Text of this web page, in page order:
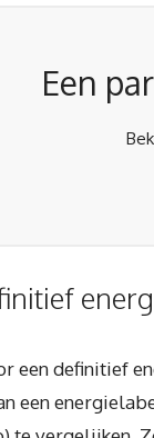
Een
een definitief
een